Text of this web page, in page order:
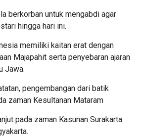
berkorban untuk mengabdi agar
hingga hari ini.
memiliki kaitan erat dengan
Majapahit serta penyebaran ajaran
Jawa.
pengembangan dari batik
zaman Kesultanan Mataram
pada zaman Kasunan Surakarta